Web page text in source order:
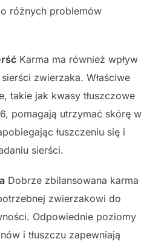
różnych problemów
Karma ma również wpływ
zwierzaka. Właściwe
takie jak kwasy tłuszczowe
pomagają utrzymać skórę w
łuszczeniu się i
sierści.
Dobrze zbilansowana karma
zwierzakowi do
Odpowiednie poziomy
i tłuszczu zapewniają